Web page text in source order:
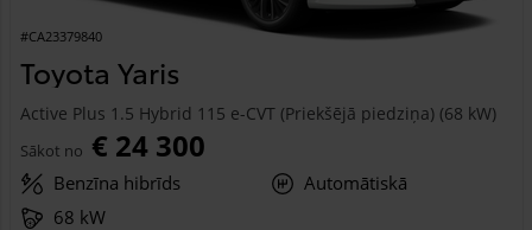
#CA23379840
Toyota Yaris
Active Plus 1.5 Hybrid 115 e-CVT (Priekšējā piedziņa) (68 kW)
Sākot no € 24 300
Benzīna hibrīds
Automātiskā
68 kW